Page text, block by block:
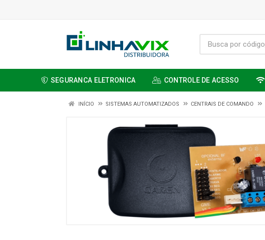
SEGURANCA ELETRONICA CONTROLE DE ACESSO
INÍCIO SISTEMAS AUTOMATIZADOS CENTRAIS DE COMANDO